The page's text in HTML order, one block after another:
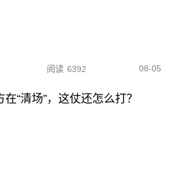
阅读 6392 08-05
“清场”，这仗还怎么打？